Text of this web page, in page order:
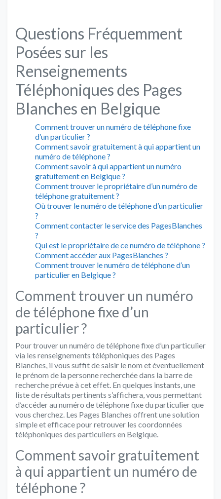
Questions Fréquemment
Posées sur les
Renseignements
Téléphoniques des Pages
Blanches en Belgique
Comment trouver un numéro de téléphone fixe
d’un particulier ?
Comment savoir gratuitement à qui appartient un
numéro de téléphone ?
Comment savoir à qui appartient un numéro
gratuitement en Belgique ?
Comment trouver le propriétaire d’un numéro de
téléphone gratuitement ?
Où trouver le numéro de téléphone d’un particulier
?
Comment contacter le service des PagesBlanches
?
Qui est le propriétaire de ce numéro de téléphone ?
Comment accéder aux PagesBlanches ?
Comment trouver le numéro de téléphone d’un
particulier en Belgique ?
Comment trouver un numéro
de téléphone fixe d’un
particulier ?
Pour trouver un numéro de téléphone fixe d’un particulier
via les renseignements téléphoniques des Pages
Blanches, il vous suffit de saisir le nom et éventuellement
le prénom de la personne recherchée dans la barre de
recherche prévue à cet effet. En quelques instants, une
liste de résultats pertinents s’affichera, vous permettant
d’accéder au numéro de téléphone fixe du particulier que
vous cherchez. Les Pages Blanches offrent une solution
simple et efficace pour retrouver les coordonnées
téléphoniques des particuliers en Belgique.
Comment savoir gratuitement
à qui appartient un numéro de
téléphone ?